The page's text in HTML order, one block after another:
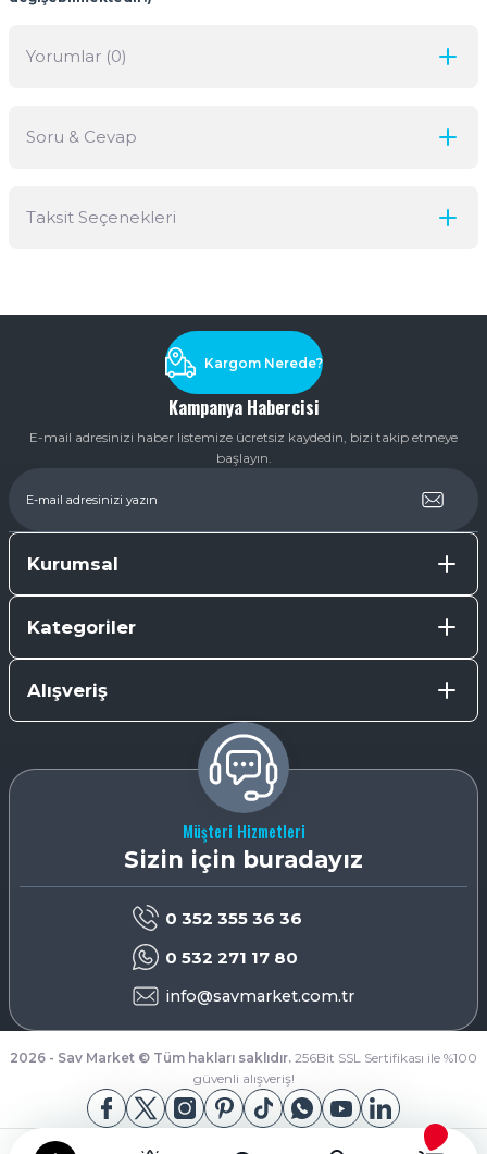
Yorumlar (0)
Soru & Cevap
Taksit Seçenekleri
Kampanya Habercisi
E-mail adresinizi haber listemize ücretsiz kaydedin, bizi takip etmeye
başlayın.
Kargom Nerede?
Kurumsal
Kategoriler
Alışveriş
Müşteri Hizmetleri
Sizin için buradayız
0 352 355 36 36
0 532 271 17 80
info@savmarket.com.tr
2026 - Sav Market © Tüm hakları saklıdır. 256Bit SSL Sertifikası ile %100
güvenli alışveriş!
Google Play